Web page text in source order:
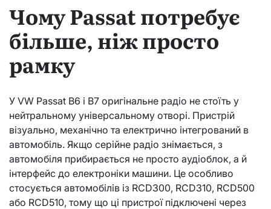
Чому Passat потребує
більше, ніж просто
рамку
У VW Passat B6 і B7 оригінальне радіо не стоїть у
нейтральному універсальному отворі. Пристрій
візуально, механічно та електрично інтегрований в
автомобіль. Якщо серійне радіо знімається, з
автомобіля прибирається не просто аудіоблок, а й
інтерфейс до електроніки машини. Це особливо
стосується автомобілів із RCD300, RCD310, RCD500
або RCD510, тому що ці пристрої підключені через